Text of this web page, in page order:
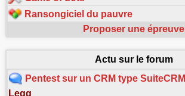
Ransongiciel du pauvre
Proposer une épreuve
Actu sur le forum
Pentest sur un CRM type SuiteCRM
Legg